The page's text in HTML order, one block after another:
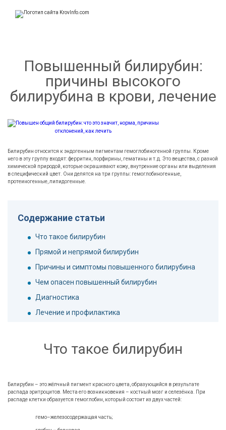
Повышенный билирубин:
причины высокого
билирубина в крови, лечение
Билирубин относится к эндогенным пигментам гемоглобиногенной группы. Кроме
него в эту группу входят: ферритин, порфирины, гематины и т.д. Это вещества, с разной
химической природой, которые окрашивают кожу, внутренние органы или выделения
в специфический цвет. Они делятся на три группы: гемоглобиногенные,
протеиногенные, липидогенные.
Содержание статьи
Что такое билирубин
Прямой и непрямой билирубин
Причины и симптомы повышенного билирубина
Чем опасен повышенный билирубин
Диагностика
Лечение и профилактика
Что такое билирубин
Билирубин – это жёлчный пигмент красного цвета, образующийся в результате
распада эритроцитов. Места его возникновения – костный мозг и селезёнка. При
распаде клетки образуется гемоглобин, который состоит из двух частей:
гемо–железосодержащая часть;